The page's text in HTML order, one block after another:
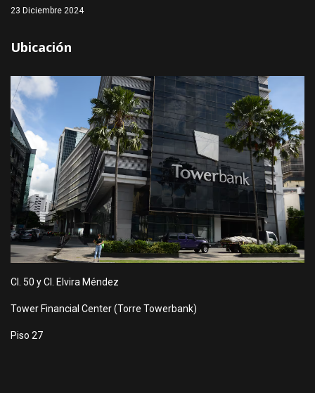
23 Diciembre 2024
Ubicación
Cl. 50 y Cl. Elvira Méndez
Tower Financial Center (Torre Towerbank)
Piso 27